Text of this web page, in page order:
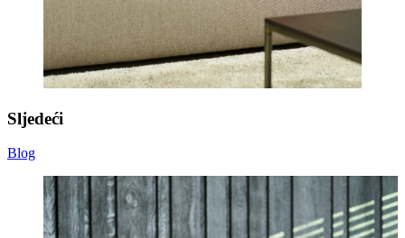
Sljedeći
Blog